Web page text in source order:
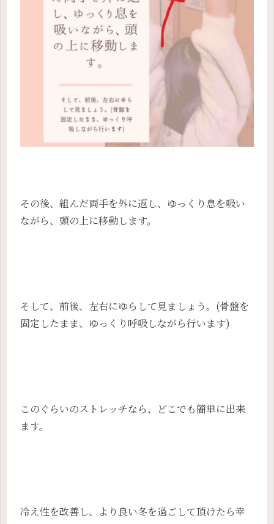
その後、組んだ両手を外に返し、ゆっくり息を吸い
ながら、頭の上に移動します。
そして、前後、左右にゆらして見ましょう。(骨盤を
固定したまま、ゆっくり呼吸しながら行います)
このぐらいのストレッチなら、どこでも簡単に出来
ます。
冷え性を改善し、より良い冬を過ごして頂けたら幸